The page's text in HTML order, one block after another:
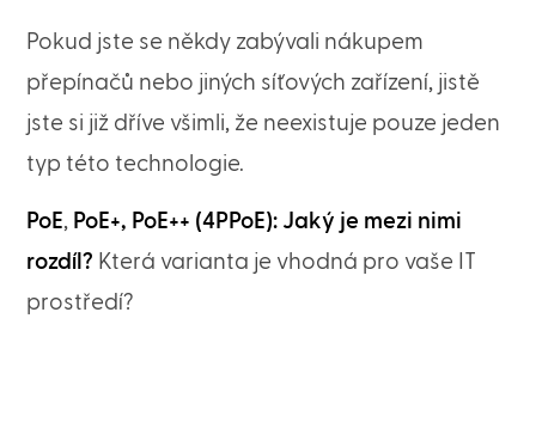
Pokud jste se někdy zabývali nákupem
přepínačů nebo jiných síťových zařízení, jistě
jste si již dříve všimli, že neexistuje pouze jeden
typ této technologie.
PoE, PoE+, PoE++ (4PPoE): Jaký je mezi nimi
rozdíl? Která varianta je vhodná pro vaše IT
prostředí?